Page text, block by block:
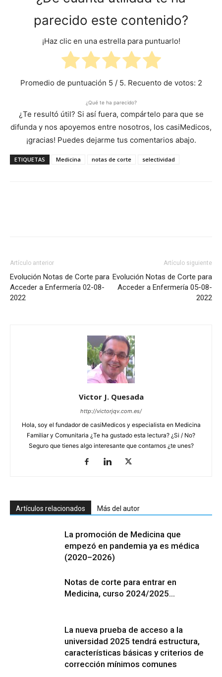
parecido este contenido?
¡Haz clic en una estrella para puntuarlo!
Promedio de puntuación 5 / 5. Recuento de votos: 2
¿Qué te ha parecido?
¿Te resultó útil? Si así fuera, compártelo para que se
difunda y nos apoyemos entre nosotros, los casiMedicos,
¡gracias! Puedes dejarme tus comentarios abajo.
ETIQUETAS Medicina notas de corte selectividad
Artículo anterior
Evolución Notas de Corte para
Acceder a Enfermería 02-08-
2022
Artículo siguiente
Evolución Notas de Corte para
Acceder a Enfermería 05-08-
2022
Victor J. Quesada
http://victorjqv.com.es/
Hola, soy el fundador de casiMedicos y especialista en Medicina
Familiar y Comunitaria ¿Te ha gustado esta lectura? ¿Si / No?
Seguro que tienes algo interesante que contarnos ¿te unes?
Artículos relacionados Más del autor
La promoción de Medicina que
empezó en pandemia ya es médica
(2020–2026)
Notas de corte para entrar en
Medicina, curso 2024/2025…
La nueva prueba de acceso a la
universidad 2025 tendrá estructura,
características básicas y criterios de
corrección mínimos comunes